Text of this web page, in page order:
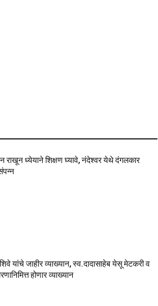
राखून ध्येयाने शिक्षण घ्यावे, नंदेश्वर येथे दंगलकार
यांचे जाहीर व्याख्यान, स्व.दादासाहेब येसू मेटकरी व
होणार व्याख्यान